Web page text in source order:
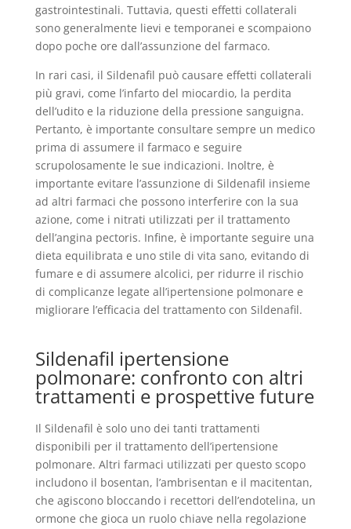
gastrointestinali. Tuttavia, questi effetti collaterali
sono generalmente lievi e temporanei e scompaiono
dopo poche ore dall’assunzione del farmaco.
In rari casi, il Sildenafil può causare effetti collaterali
più gravi, come l’infarto del miocardio, la perdita
dell’udito e la riduzione della pressione sanguigna.
Pertanto, è importante consultare sempre un medico
prima di assumere il farmaco e seguire
scrupolosamente le sue indicazioni. Inoltre, è
importante evitare l’assunzione di Sildenafil insieme
ad altri farmaci che possono interferire con la sua
azione, come i nitrati utilizzati per il trattamento
dell’angina pectoris. Infine, è importante seguire una
dieta equilibrata e uno stile di vita sano, evitando di
fumare e di assumere alcolici, per ridurre il rischio
di complicanze legate all’ipertensione polmonare e
migliorare l’efficacia del trattamento con Sildenafil.
Sildenafil ipertensione
polmonare: confronto con altri
trattamenti e prospettive future
Il Sildenafil è solo uno dei tanti trattamenti
disponibili per il trattamento dell’ipertensione
polmonare. Altri farmaci utilizzati per questo scopo
includono il bosentan, l’ambrisentan e il macitentan,
che agiscono bloccando i recettori dell’endotelina, un
ormone che gioca un ruolo chiave nella regolazione